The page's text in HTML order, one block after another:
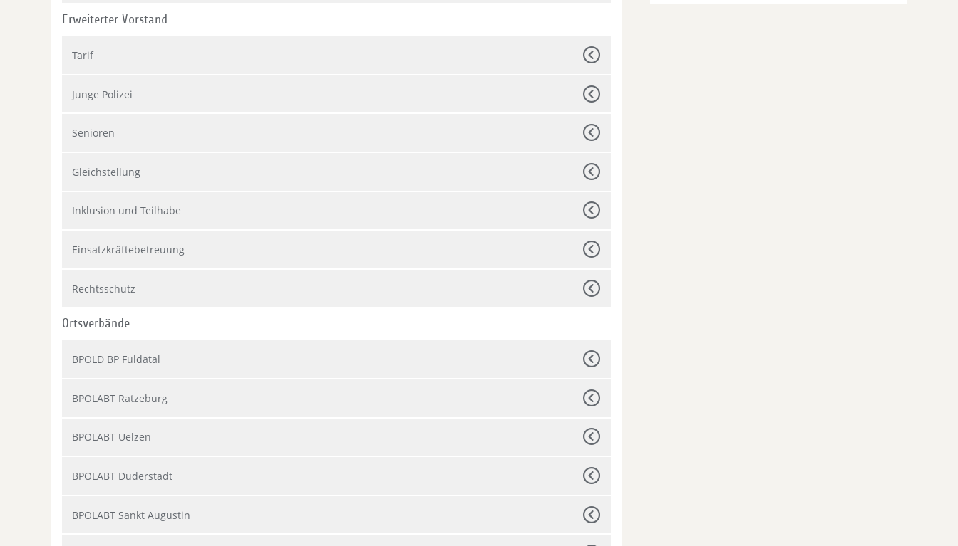
Erweiterter Vorstand
Tarif
Junge Polizei
Senioren
Gleichstellung
Inklusion und Teilhabe
Einsatzkräftebetreuung
Rechtsschutz
Ortsverbände
BPOLD BP Fuldatal
BPOLABT Ratzeburg
BPOLABT Uelzen
BPOLABT Duderstadt
BPOLABT Sankt Augustin